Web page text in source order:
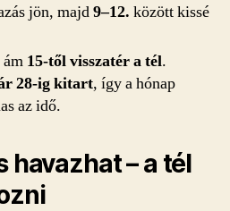
jön, majd9–12. között kissé
15-től visszatér a tél.
28-ig kitart, így a hónap
az idő.
havazhat – a tél